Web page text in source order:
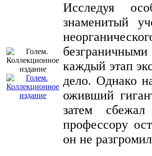
Исследуя
знаменитый
каждый этап
дело. Однако
оживший
затем
профессору
он не